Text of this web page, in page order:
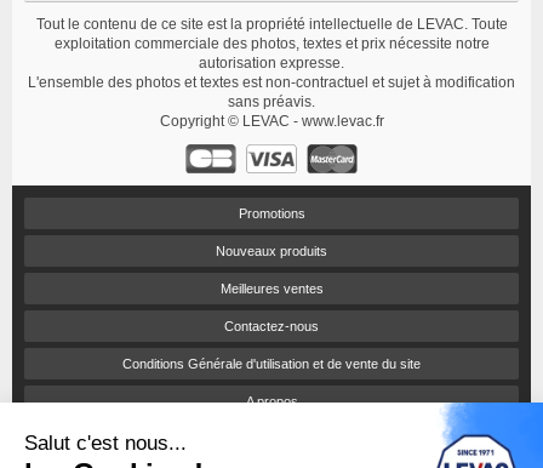
Tout le contenu de ce site est la propriété intellectuelle de LEVAC. Toute
exploitation commerciale des photos, textes et prix nécessite notre
autorisation expresse.
L'ensemble des photos et textes est non-contractuel et sujet à modification
sans préavis.
Copyright © LEVAC - www.levac.fr
Promotions
Nouveaux produits
Meilleures ventes
Contactez-nous
Conditions Générale d'utilisation et de vente du site
A propos
Salut c'est nous...